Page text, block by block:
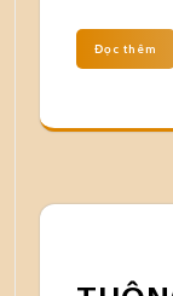
Đọc thêm